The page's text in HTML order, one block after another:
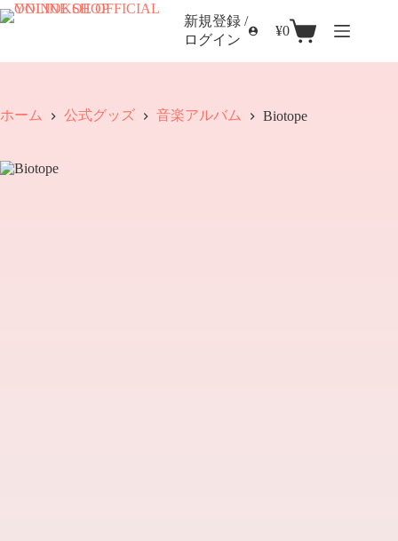
コ
ン
ン
ス
プ
新規登録 /
ログイン
シ
ン
¥0
ホーム 公式グッズ 音楽アルバム Biotope